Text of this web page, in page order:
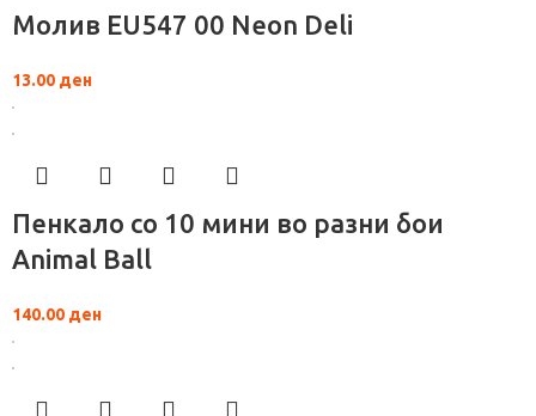
Молив EU547 00 Neon Deli
13.00 ден
Пенкало со 10 мини во разни бои
Animal Ball
140.00 ден